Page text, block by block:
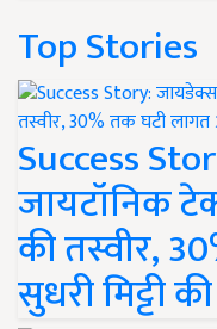
Top Stories
Success
जायटॉनिक
की तस्वीर,
सुधरी मिट्टी